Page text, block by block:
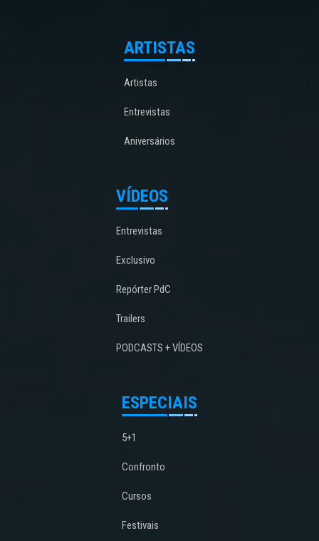
ARTISTAS
Artistas
Entrevistas
Aniversários
VÍDEOS
Entrevistas
Exclusivo
Repórter PdC
Trailers
PODCASTS + VÍDEOS
ESPECIAIS
5+1
Confronto
Cursos
Festivais